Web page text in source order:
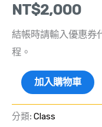
NT$2,000
結帳時請輸入優惠
程。
加入購物車
分類: Class